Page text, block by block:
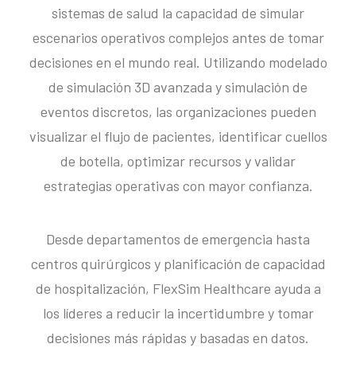
sistemas de salud la capacidad de simular
escenarios operativos complejos antes de tomar
decisiones en el mundo real. Utilizando modelado
de simulación 3D avanzada y simulación de
eventos discretos, las organizaciones pueden
visualizar el flujo de pacientes, identificar cuellos
de botella, optimizar recursos y validar
estrategias operativas con mayor confianza.
Desde departamentos de emergencia hasta
centros quirúrgicos y planificación de capacidad
de hospitalización, FlexSim Healthcare ayuda a
los líderes a reducir la incertidumbre y tomar
decisiones más rápidas y basadas en datos.